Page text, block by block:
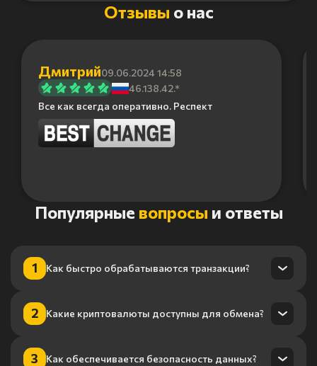
Отзывы о нас
Дмитрий09.06.2024 14:58
46.138.42.*
Все как всегда оперативно. Респект
Популярные вопросы и ответы
1 Как быстро обрабатываются транзакции?
Транзакции обрабатываются в течение нескольких минут
благодаря нашему высокопроизводительному
2 Какие криптовалюты доступны для обмена?
Мы поддерживаем более 100 криптовалют, включая
3 Как обеспечивается безопасность данных?